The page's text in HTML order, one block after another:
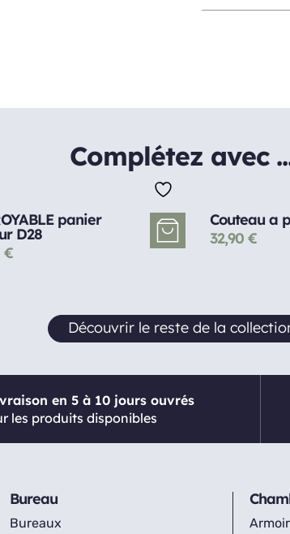
Complétez avec
panier
D28
€
Couteau a
32,90 €
Découvrir le reste de la
en 5 à 10 jours ouvrés
les produits disponibles
Bureau
Bureaux